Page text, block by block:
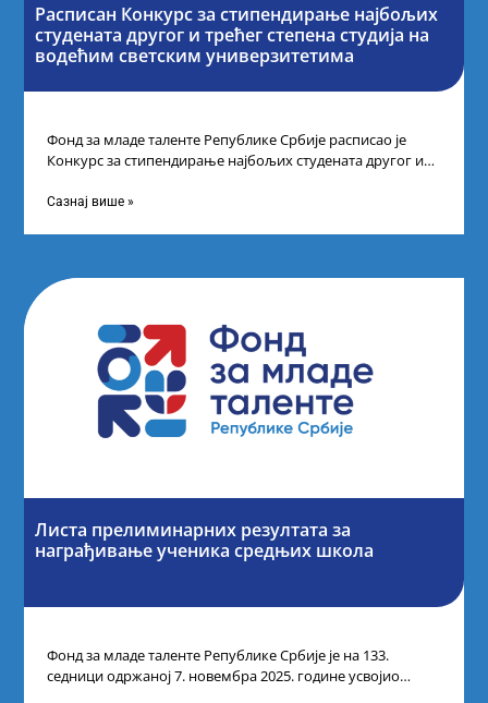
Расписан Конкурс за стипендирање најбољих
студената другог и трећег степена студија на
водећим светским универзитетима
Фонд за младе таленте Републике Србије расписао је
Конкурс за стипендирање најбољих студената другог и
Сазнај више »
Листа прелиминарних резултата за
награђивање ученика средњих школа
Фонд за младе таленте Републике Србије је на 133.
седници одржаној 7. новембра 2025. године усвојио